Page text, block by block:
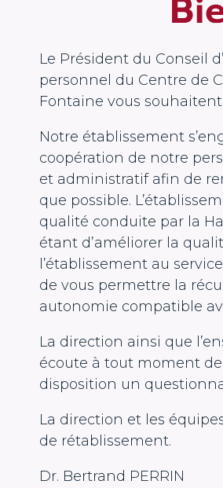
Le Président du Conseil
personnel du Centre de
Fontaine vous
Notre établissement
coopération de notre
et administratif afin de
que possible.
qualité conduite par la
étant d’améliorer la
l’établissement au
de vous permettre la
autonomie compatible
La direction ainsi que
écoute à tout moment
disposition un
La direction et les
de rétablissement.
Dr. Bertrand PERRIN